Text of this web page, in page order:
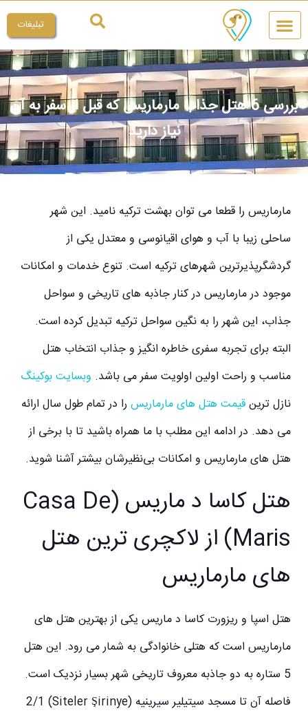
تبلیغات
بررسی 6 هتل جذاب مارماریس که قبل از سفر به آن
نیاز دارید
مارماریس را قطعا می توان بهشت ترکیه نامید. این شهر
ساحلی زیبا با آب و هوای اقیانوسی و معتدل یکی از
گردشگرپذیرترین شهرهای ترکیه است. تنوع خدمات و امکانات
موجود در مارماریس در کنار جاذبه های تاریخی و سواحل
جذاب، این شهر را به نگین سواحل ترکیه تبدیل کرده است.
البته برای تجربه سفری خاطره انگیز و جذاب انتخاب هتل
مناسب و راحت اولین اولویت سفر می باشد. وبسایت بوکینگ
نازل ترینقیمت هتل های مارماریس را در تمام طول سال ارائه
می دهد. در ادامه این مطلب با ما همراه باشید تا با برخی از
هتل‌ های مارماریس و امکانات بی‌نظیرشان بیشتر آشنا شوید.
هتل کاسا د ماریس (Casa De
Maris) از لاکچری ترین هتل
های مارماریس
هتل اسپا و ریزورت کاسا د ماریس یکی از بهترین هتل های
مارماریس است که هتلی خانوادگی به شمار می رود. این هتل
5 ستاره به دو جاذبه معروف تاریخی شهر بسیار نزدیک است.
فاصله آن تا مسجد سیتیلیر سیرینیه (Siteler Şirinye) 2/1